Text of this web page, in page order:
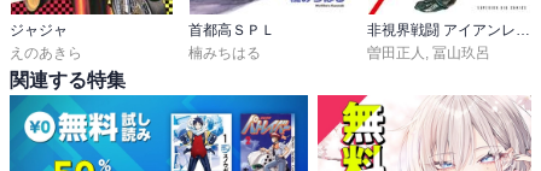
ジャジャ
えのあきら
首都高ＳＰＬ
楠みちはる
非視界戦闘 アイアンレッキ
曽田正人 , 冨山玖呂
関連する特集